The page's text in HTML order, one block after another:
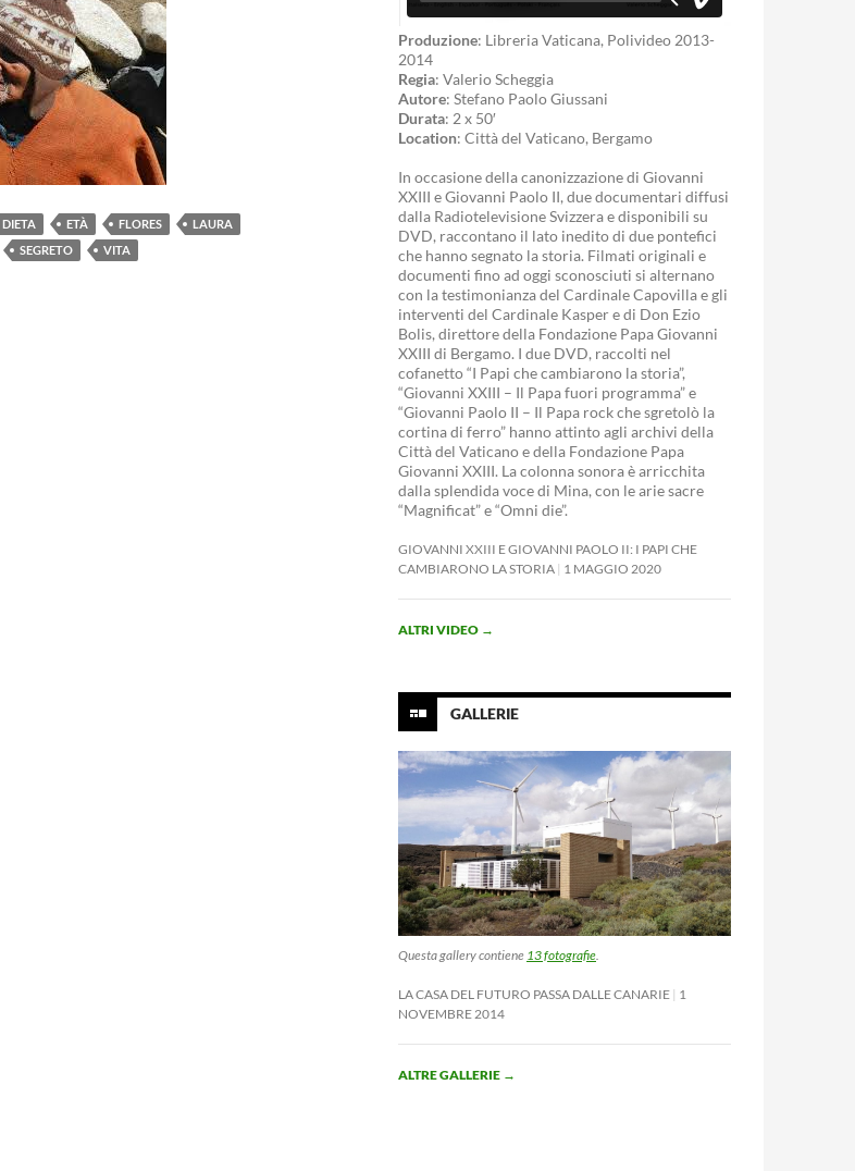
DIETA ETÀ FLORES
LAURA
SEGRETO VITA
Produzione: Libreria Vaticana, Polivideo 2013-
2014
Regia: Valerio Scheggia
Autore: Stefano Paolo Giussani
Durata: 2 x 50′
Location: Città del Vaticano, Bergamo
In occasione della canonizzazione di Giovanni
XXIII e Giovanni Paolo II, due documentari diffusi
dalla Radiotelevisione Svizzera e disponibili su
DVD, raccontano il lato inedito di due pontefici
che hanno segnato la storia. Filmati originali e
documenti fino ad oggi sconosciuti si alternano
con la testimonianza del Cardinale Capovilla e gli
interventi del Cardinale Kasper e di Don Ezio
Bolis, direttore della Fondazione Papa Giovanni
XXIII di Bergamo. I due DVD, raccolti nel
cofanetto “I Papi che cambiarono la storia”,
“Giovanni XXIII – Il Papa fuori programma” e
“Giovanni Paolo II – Il Papa rock che sgretolò la
cortina di ferro” hanno attinto agli archivi della
Città del Vaticano e della Fondazione Papa
Giovanni XXIII. La colonna sonora è arricchita
dalla splendida voce di Mina, con le arie sacre
“Magnificat” e “Omni die”.
GIOVANNI XXIII E GIOVANNI PAOLO II: I PAPI CHE
CAMBIARONO LA STORIA 1 MAGGIO 2020
ALTRI VIDEO →
GALLERIE
Questa gallery contiene 13 fotografie.
LA CASA DEL FUTURO PASSA DALLE CANARIE 1
NOVEMBRE 2014
ALTRE GALLERIE →